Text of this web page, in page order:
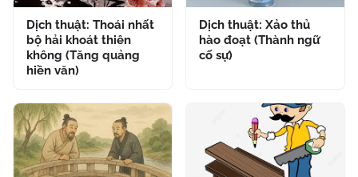
Dịch thuật: Thoái nhất
bộ hải khoát thiên
không (Tăng quảng
hiền văn)
Dịch thuật: Xảo thủ
hào đoạt (Thành ngữ
cố sự)